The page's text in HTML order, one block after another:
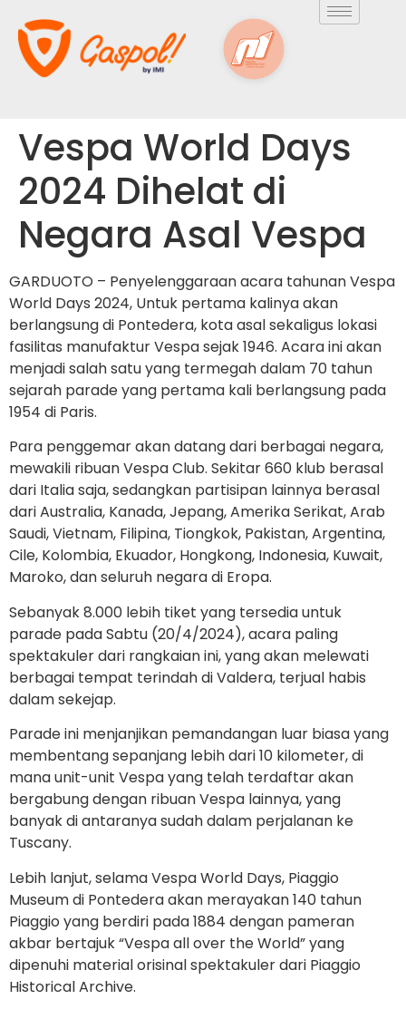
Vespa World Days
2024 Dihelat di
Negara Asal Vespa
GARDUOTO – Penyelenggaraan acara tahunan Vespa
World Days 2024, Untuk pertama kalinya akan
berlangsung di Pontedera, kota asal sekaligus lokasi
fasilitas manufaktur Vespa sejak 1946. Acara ini akan
menjadi salah satu yang termegah dalam 70 tahun
sejarah parade yang pertama kali berlangsung pada
1954 di Paris.
Para penggemar akan datang dari berbagai negara,
mewakili ribuan Vespa Club. Sekitar 660 klub berasal
dari Italia saja, sedangkan partisipan lainnya berasal
dari Australia, Kanada, Jepang, Amerika Serikat, Arab
Saudi, Vietnam, Filipina, Tiongkok, Pakistan, Argentina,
Cile, Kolombia, Ekuador, Hongkong, Indonesia, Kuwait,
Maroko, dan seluruh negara di Eropa.
Sebanyak 8.000 lebih tiket yang tersedia untuk
parade pada Sabtu (20/4/2024), acara paling
spektakuler dari rangkaian ini, yang akan melewati
berbagai tempat terindah di Valdera, terjual habis
dalam sekejap.
Parade ini menjanjikan pemandangan luar biasa yang
membentang sepanjang lebih dari 10 kilometer, di
mana unit-unit Vespa yang telah terdaftar akan
bergabung dengan ribuan Vespa lainnya, yang
banyak di antaranya sudah dalam perjalanan ke
Tuscany.
Lebih lanjut, selama Vespa World Days, Piaggio
Museum di Pontedera akan merayakan 140 tahun
Piaggio yang berdiri pada 1884 dengan pameran
akbar bertajuk “Vespa all over the World” yang
dipenuhi material orisinal spektakuler dari Piaggio
Historical Archive.